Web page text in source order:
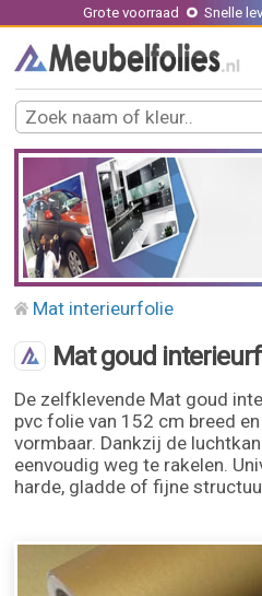
Grote voorraad Snelle
Mat interieurfolie
Mat goud
De zelfklevende Mat goud
pvc folie van 152 cm breed
vormbaar. Dankzij de
eenvoudig weg te rakelen.
harde, gladde of fijne